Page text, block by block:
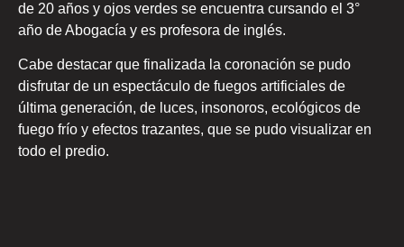
de 20 años y ojos verdes se encuentra cursando el 3°
año de Abogacía y es profesora de inglés.
Cabe destacar que finalizada la coronación se pudo
disfrutar de un espectáculo de fuegos artificiales de
última generación, de luces, insonoros, ecológicos de
fuego frío y efectos trazantes, que se pudo visualizar en
todo el predio.